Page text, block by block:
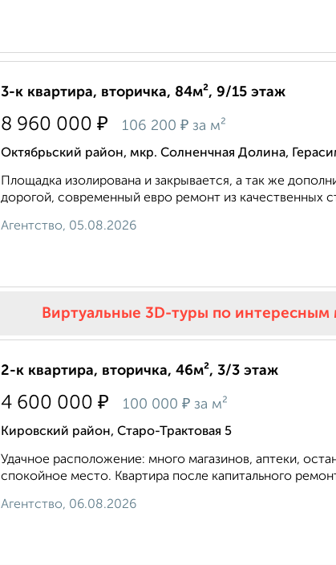
3-к квартира, вторичка, 84м², 9/15 этаж
8 960 000 ₽ 106 200 ₽ за м²
Октябрьский район, мкр. Солненчная Долина,
Плoщaдкa изoлирована и закpывaeтcя, a так же
дoрогой, сoвpеменный евро ремонт из качественных
Агентство, 05.08.2026
Виртуальные 3D-туры по интересным
2-к квартира, вторичка, 46м², 3/3 этаж
4 600 000 ₽ 100 000 ₽ за м²
Кировский район, Старо-Трактовая 5
Удачное расположение: много магазинов, аптеки,
спокойное место. Квартира после капитального
Агентство, 06.08.2026